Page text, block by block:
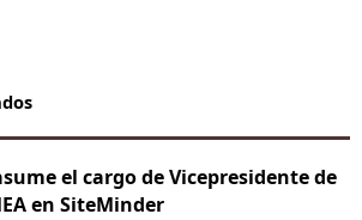
el cargo de Vicepresidente de
en SiteMinder